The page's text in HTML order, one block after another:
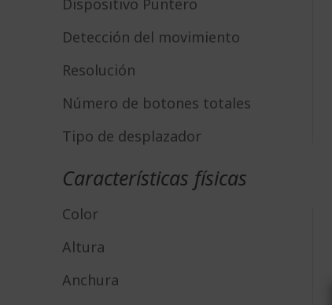
Dispositivo Puntero
Detección del movimiento
Resolución
Número de botones totales
Tipo de desplazador
Características físicas
Color
Altura
Anchura